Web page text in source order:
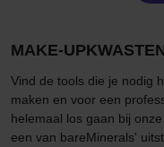
MAKE-
Vind de tools die je nodig
maken en voor een
helemaal los gaan bij
een van bareMinerals'